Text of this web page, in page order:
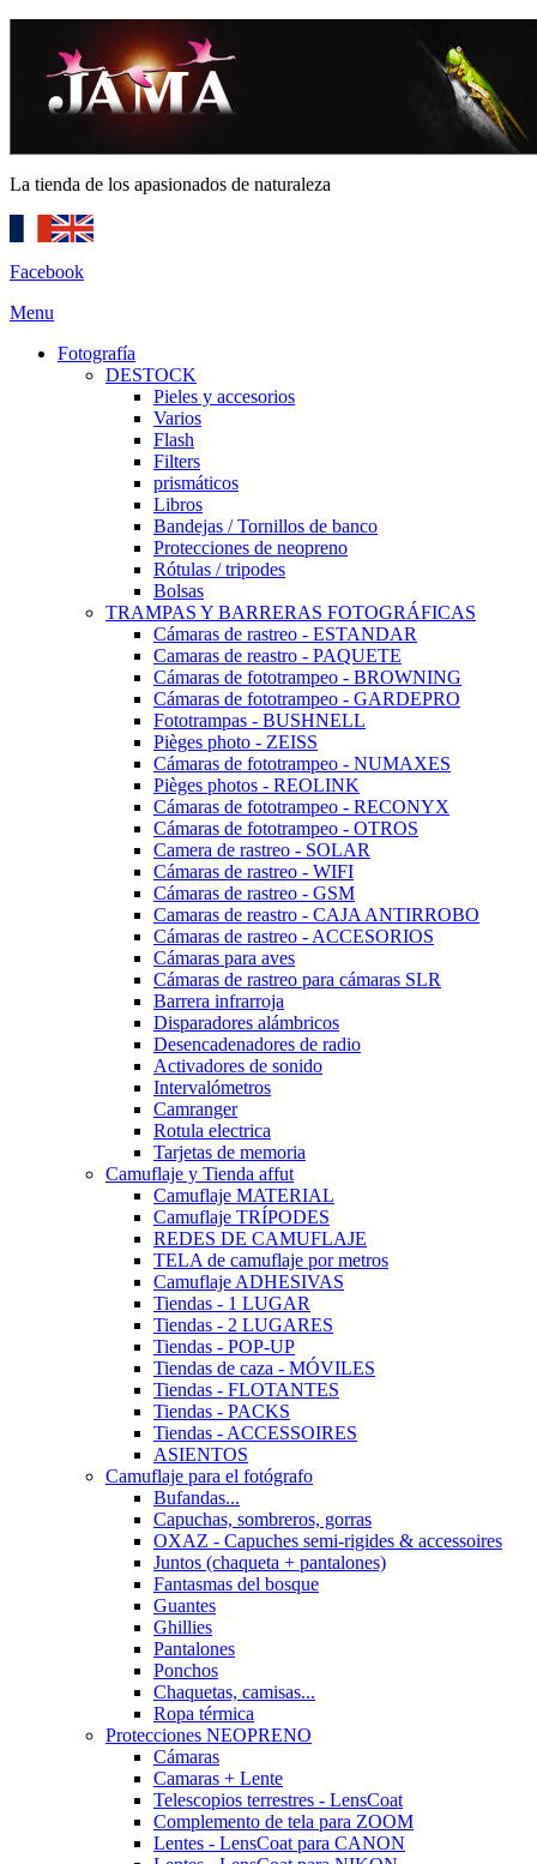
La tienda de los apasionados de naturaleza
Facebook
Menu
Fotografía
DESTOCK
Pieles y accesorios
Varios
Flash
Filters
prismáticos
Libros
Bandejas / Tornillos de banco
Protecciones de neopreno
Rótulas / tripodes
Bolsas
TRAMPAS Y BARRERAS FOTOGRÁFICAS
Cámaras de rastreo - ESTANDAR
Camaras de reastro - PAQUETE
Cámaras de fototrampeo - BROWNING
Cámaras de fototrampeo - GARDEPRO
Fototrampas - BUSHNELL
Pièges photo - ZEISS
Cámaras de fototrampeo - NUMAXES
Pièges photos - REOLINK
Cámaras de fototrampeo - RECONYX
Cámaras de fototrampeo - OTROS
Camera de rastreo - SOLAR
Cámaras de rastreo - WIFI
Cámaras de rastreo - GSM
Camaras de reastro - CAJA ANTIRROBO
Cámaras de rastreo - ACCESORIOS
Cámaras para aves
Cámaras de rastreo para cámaras SLR
Barrera infrarroja
Disparadores alámbricos
Desencadenadores de radio
Activadores de sonido
Intervalómetros
Camranger
Rotula electrica
Tarjetas de memoria
Camuflaje y Tienda affut
Camuflaje MATERIAL
Camuflaje TRÍPODES
REDES DE CAMUFLAJE
TELA de camuflaje por metros
Camuflaje ADHESIVAS
Tiendas - 1 LUGAR
Tiendas - 2 LUGARES
Tiendas - POP-UP
Tiendas de caza - MÓVILES
Tiendas - FLOTANTES
Tiendas - PACKS
Tiendas - ACCESSOIRES
ASIENTOS
Camuflaje para el fotógrafo
Bufandas...
Capuchas, sombreros, gorras
OXAZ - Capuches semi-rigides & accessoires
Juntos (chaqueta + pantalones)
Fantasmas del bosque
Guantes
Ghillies
Pantalones
Ponchos
Chaquetas, camisas...
Ropa térmica
Protecciones NEOPRENO
Cámaras
Camaras + Lente
Telescopios terrestres - LensCoat
Complemento de tela para ZOOM
Lentes - LensCoat para CANON